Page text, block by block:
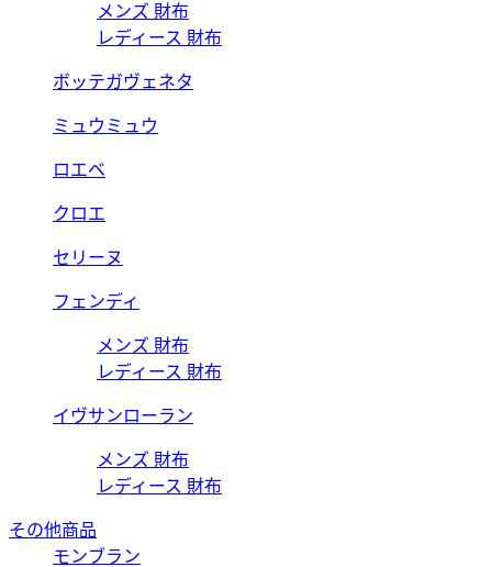
メンズ 財布
レディース 財布
ボッテガヴェネタ
ミュウミュウ
ロエベ
クロエ
セリーヌ
フェンディ
メンズ 財布
レディース 財布
イヴサンローラン
メンズ 財布
レディース 財布
その他商品
モンブラン